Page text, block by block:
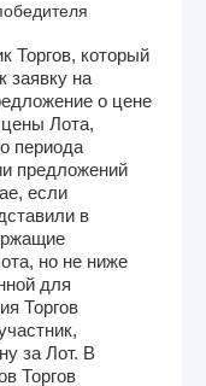
Торгов, который
заявку на
о цене
Лота,
периода
предложений
если
в
но не ниже
для
Торгов
за Лот. В
Торгов